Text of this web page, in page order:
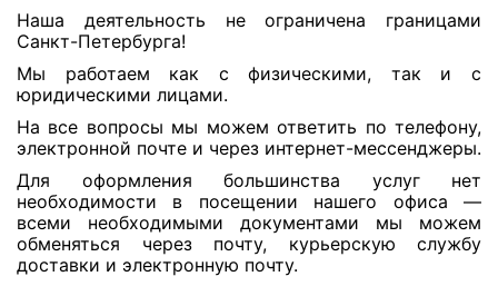
Наша деятельность не ограничена границами
Санкт-Петербурга!
Мы работаем как с физическими, так и с
юридическими лицами.
На все вопросы мы можем ответить по телефону,
электронной почте и через интернет-мессенджеры.
Для оформления большинства услуг нет
необходимости в посещении нашего офиса —
всеми необходимыми документами мы можем
обменяться через почту, курьерскую службу
доставки и электронную почту.